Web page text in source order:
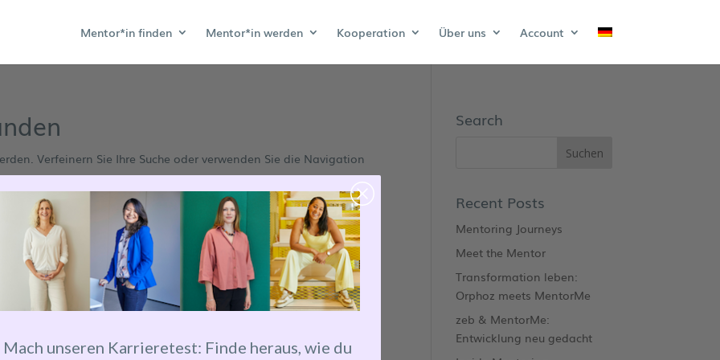
Mentor*in finden Mentor*in werden Kooperation Über uns Account
Verfeinern Sie Ihre Suche oder verwenden Sie die Navigation
Search
Recent Posts
Mentoring Journeys
Meet the Mentor
Transformation leben:
Orphoz meets MentorMe
zeb & MentorMe:
Entwicklung neu gedacht
Mach unseren Karrieretest: Finde heraus, wie du